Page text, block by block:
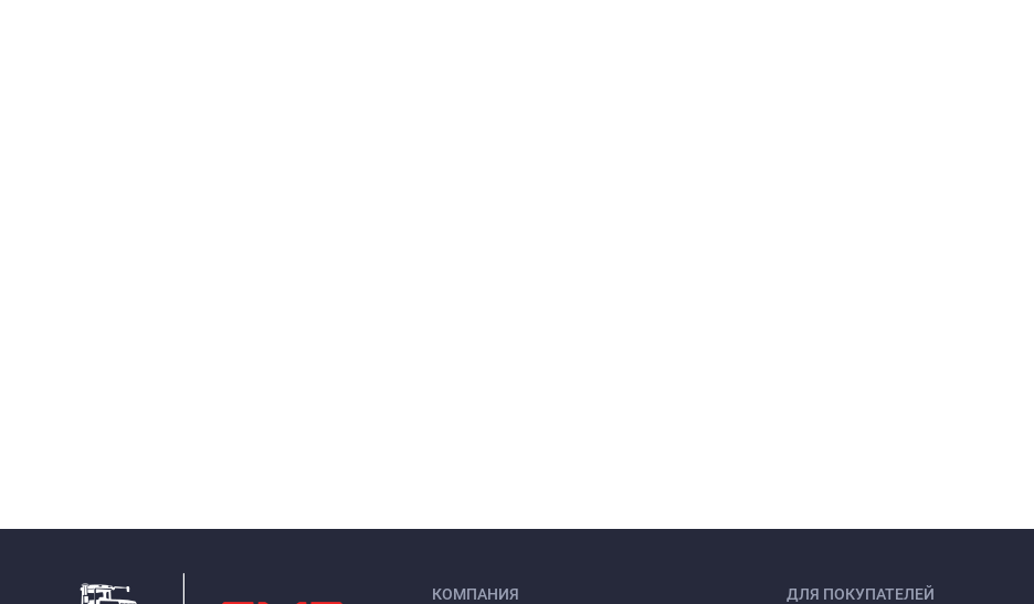
КОМПАНИЯ ДЛЯ ПОКУПАТЕЛЕЙ